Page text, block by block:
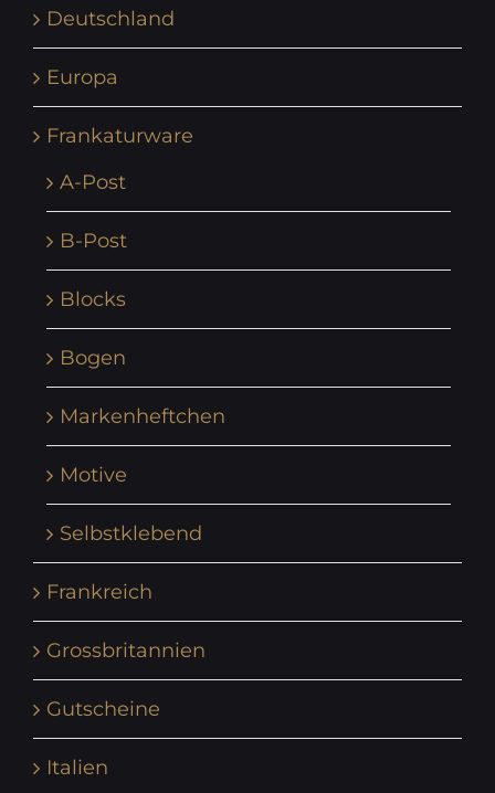
Deutschland
Europa
Frankaturware
A-Post
B-Post
Blocks
Bogen
Markenheftchen
Motive
Selbstklebend
Frankreich
Grossbritannien
Gutscheine
Italien